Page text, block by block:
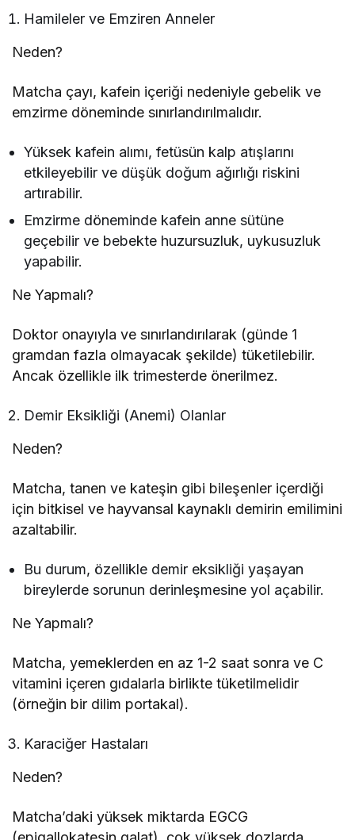
Hamileler ve Emziren Anneler
Neden?
Matcha çayı, kafein içeriği nedeniyle gebelik ve
emzirme döneminde sınırlandırılmalıdır.
Yüksek kafein alımı, fetüsün kalp atışlarını
etkileyebilir ve düşük doğum ağırlığı riskini
artırabilir.
Emzirme döneminde kafein anne sütüne
geçebilir ve bebekte huzursuzluk, uykusuzluk
yapabilir.
Ne Yapmalı?
Doktor onayıyla ve sınırlandırılarak (günde 1
gramdan fazla olmayacak şekilde) tüketilebilir.
Ancak özellikle ilk trimesterde önerilmez.
Demir Eksikliği (Anemi) Olanlar
Neden?
Matcha, tanen ve kateşin gibi bileşenler içerdiği
için bitkisel ve hayvansal kaynaklı demirin emilimini
azaltabilir.
Bu durum, özellikle demir eksikliği yaşayan
bireylerde sorunun derinleşmesine yol açabilir.
Ne Yapmalı?
Matcha, yemeklerden en az 1-2 saat sonra ve C
vitamini içeren gıdalarla birlikte tüketilmelidir
(örneğin bir dilim portakal).
Karaciğer Hastaları
Neden?
Matcha’daki yüksek miktarda EGCG